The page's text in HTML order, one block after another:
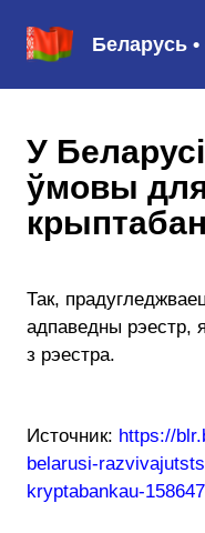
Беларусь
У
ўмовы
Так,
адпаведны рэестр,
з рэестра.
Источник: https://
belarusi-
kryptabankau-